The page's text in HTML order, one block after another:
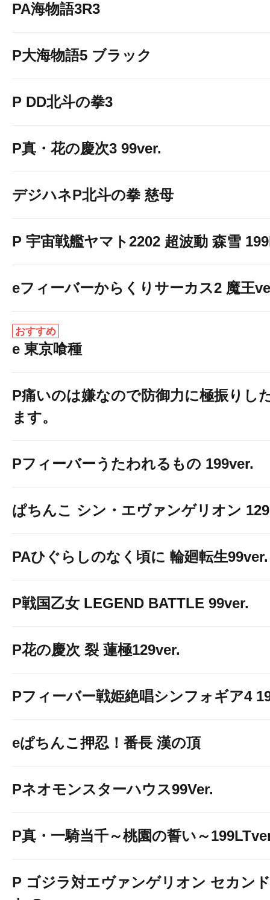
PA海物語3R3
P大海物語5 ブラック
P DD北斗の拳3
P真・花の慶次3 99ver.
デジハネP北斗の拳 慈母
P 宇宙戦艦ヤマト2202 超波動 森雪
eフィーバーからくりサーカス2 魔王
おすすめ
e 東京喰種
P痛いのは嫌なので防御力に極振りし
ます。
Pフィーバーうたわれるもの 199ver.
ぱちんこ シン・エヴァンゲリオン
PAひぐらしのなく頃に 輪廻転生99ver.
P戦国乙女 LEGEND BATTLE 99ver.
P花の慶次 裂 蓮極129ver.
Pフィーバー戦姫絶唱シンフォギア4
eぱちんこ押忍！番長 漢の頂
Pネオモンスターハウス99Ver.
P真・一騎当千～桃園の誓い～
P ゴジラ対エヴァンゲリオン セカン